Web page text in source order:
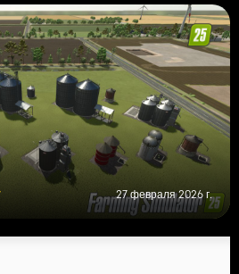
27 февраля 2026 г.